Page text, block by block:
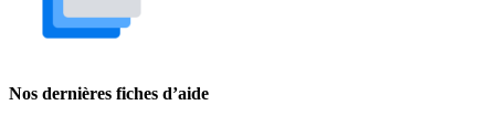
Nos dernières fiches d’aide